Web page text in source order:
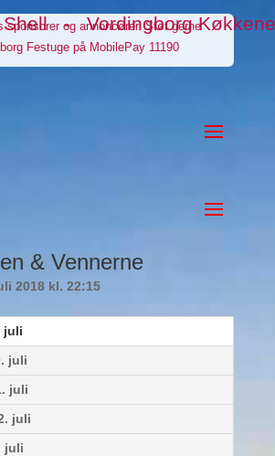
sponsorer og annoncører. Støt gerne
Festuge på MobilePay 11190
Shell - Vordingborg
& Vennerne
2018 kl. 22:15
juli
juli
juli
juli
juli